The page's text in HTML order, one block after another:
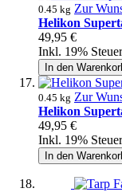
0.45 kg Zur
Helikon
49,95 €
Inkl. 19%
In den
0.45 kg Zur
Helikon
49,95 €
Inkl. 19%
In den